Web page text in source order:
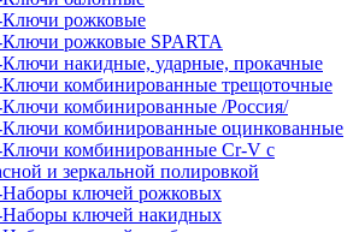
Ключи рожковые
Ключи рожковые SPARTA
Ключи накидные, ударные, прокачные
Ключи комбинированные трещоточные
Ключи комбинированные /Россия/
Ключи комбинированные оцинкованные
Ключи комбинированные Cr-V с
и зеркальной полировкой
Наборы ключей рожковых
Наборы ключей накидных